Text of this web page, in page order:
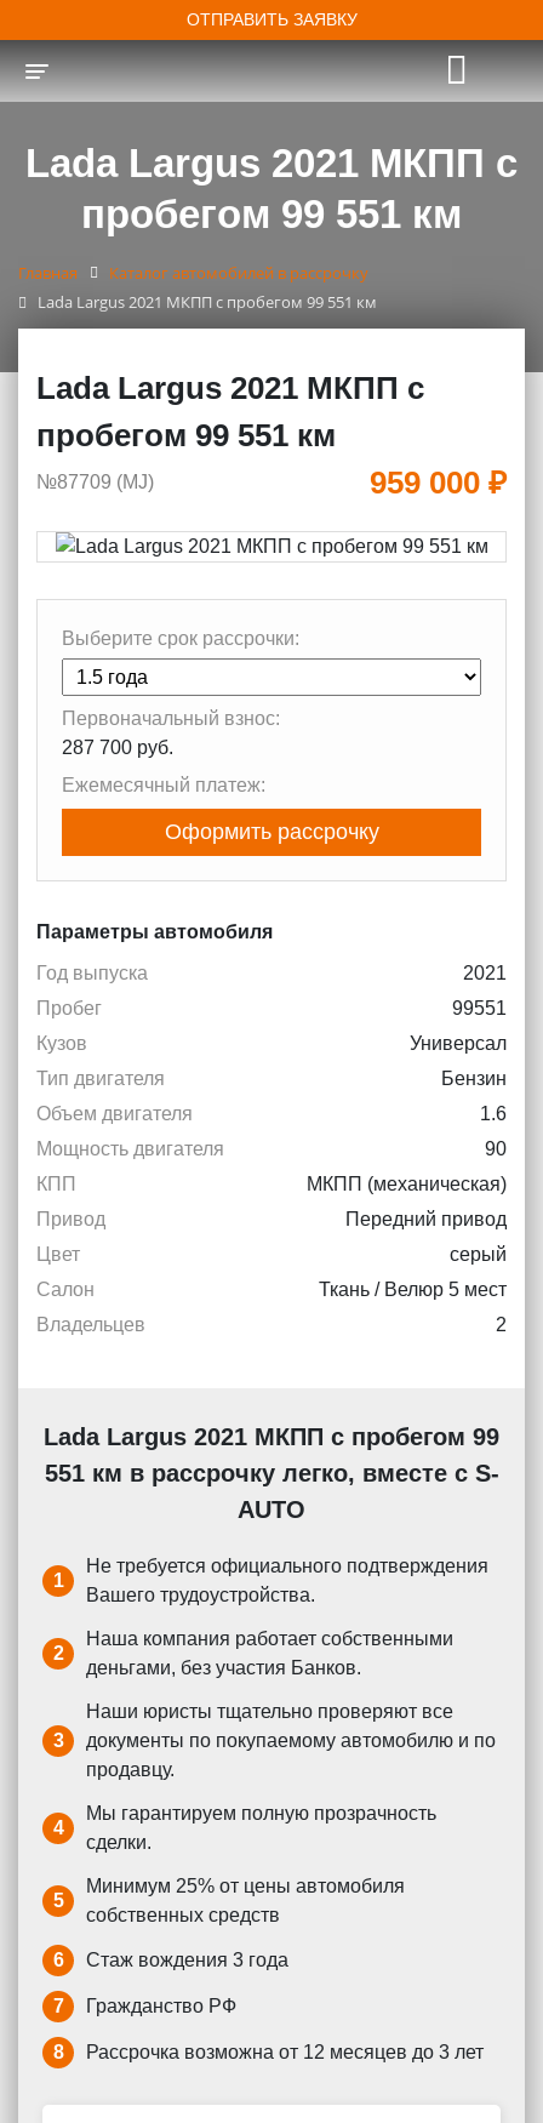
ОТПРАВИТЬ ЗАЯВКУ
Lada Largus 2021 МКПП с
пробегом 99 551 км
Главная
Каталог автомобилей в рассрочку
Lada Largus 2021 МКПП с пробегом 99 551 км
Lada Largus 2021 МКПП с
пробегом 99 551 км
№87709 (МJ) 959 000 ₽
Выберите срок рассрочки:
Первоначальный взнос:
287 700 руб.
Ежемесячный платеж:
Оформить рассрочку
Параметры автомобиля
Год выпуска
2021
Пробег
99551
Кузов
Универсал
Тип двигателя
Бензин
Объем двигателя
1.6
Мощность двигателя
90
КПП
МКПП (механическая)
Привод
Передний привод
Цвет
серый
Салон
Ткань / Велюр 5 мест
Владельцев
2
Lada Largus 2021 МКПП с пробегом 99
551 км в рассрочку легко, вместе с S-
AUTO
1
Не требуется официального подтверждения
Вашего трудоустройства.
2
Наша компания работает собственными
деньгами, без участия Банков.
3
Наши юристы тщательно проверяют все
документы по покупаемому автомобилю и по
продавцу.
4
Мы гарантируем полную прозрачность
сделки.
5
Минимум 25% от цены автомобиля
собственных средств
6 Стаж вождения 3 года
7 Гражданство РФ
8 Рассрочка возможна от 12 месяцев до 3 лет